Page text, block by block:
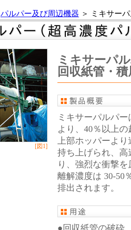
パルパー及び周辺機器 ＞ ミキサー
[図1]
ミキサーパ
回収紙管・
ミキサーパルパ
より、40％以上
上部ホッパーよ
持ち上げられ、
り、強烈な衝撃
離解濃度は 30-50
排出されます。